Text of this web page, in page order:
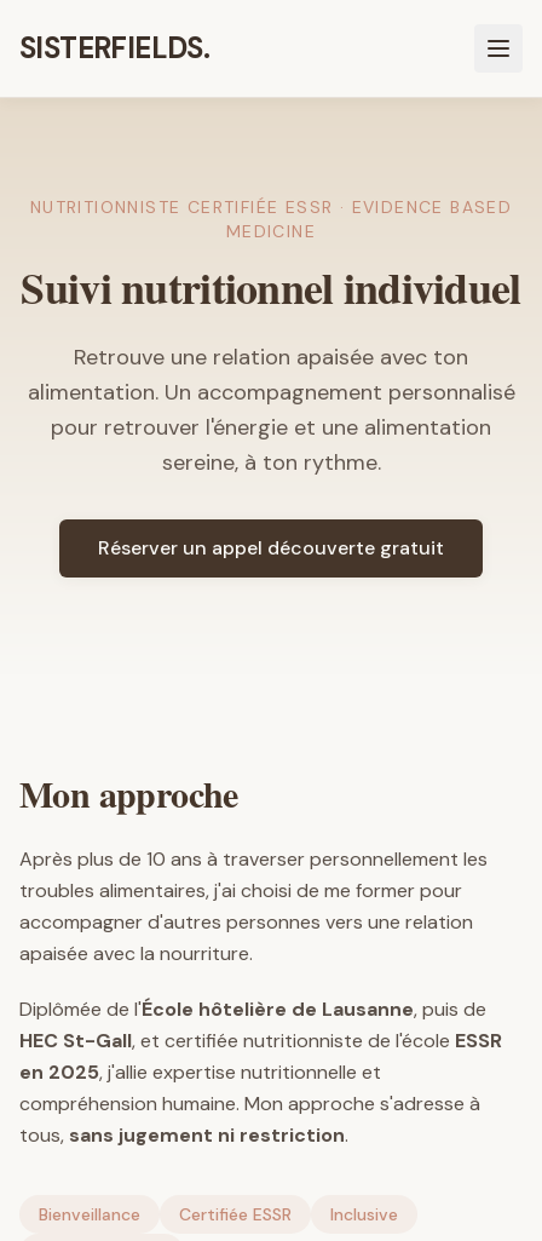
SISTERFIELDS.
NUTRITIONNISTE CERTIFIÉE ESSR · EVIDENCE BASED
MEDICINE
Suivi nutritionnel individuel
Retrouve une relation apaisée avec ton
alimentation. Un accompagnement personnalisé
pour retrouver l'énergie et une alimentation
sereine, à ton rythme.
Réserver un appel découverte gratuit
Mon approche
Après plus de 10 ans à traverser personnellement les
troubles alimentaires, j'ai choisi de me former pour
accompagner d'autres personnes vers une relation
apaisée avec la nourriture.
Diplômée de l'École hôtelière de Lausanne, puis de
HEC St-Gall, et certifiée nutritionniste de l'école ESSR
en 2025, j'allie expertise nutritionnelle et
compréhension humaine. Mon approche s'adresse à
tous, sans jugement ni restriction.
Bienveillance Certifiée ESSR
Inclusive